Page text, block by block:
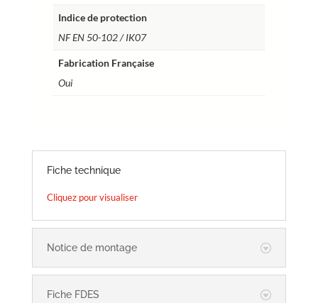
Indice de protection
NF EN 50-102 / IK07
Fabrication Française
Oui
Fiche technique
Cliquez pour visualiser
Notice de montage
Fiche FDES